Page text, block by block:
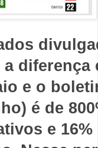
diferença
e o
é de
e